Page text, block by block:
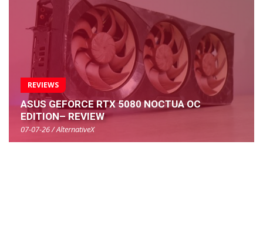
REVIEWS
ASUS GEFORCE RTX 5080 NOCTUA OC
EDITION– REVIEW
07-07-26 / AlternativeX